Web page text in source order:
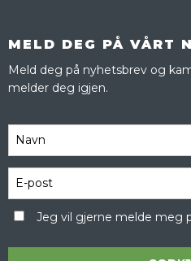
MELD DEG PÅ VÅRT
Meld deg på nyhetsbrev og
melder deg igjen.
Jeg vil gjerne melde meg